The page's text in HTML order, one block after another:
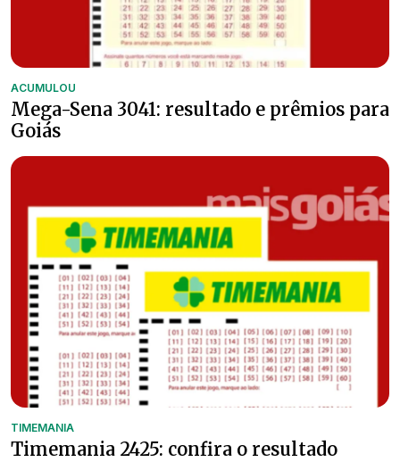
ACUMULOU
Mega-Sena 3041: resultado e prêmios para
Goiás
TIMEMANIA
Timemania 2425: confira o resultado